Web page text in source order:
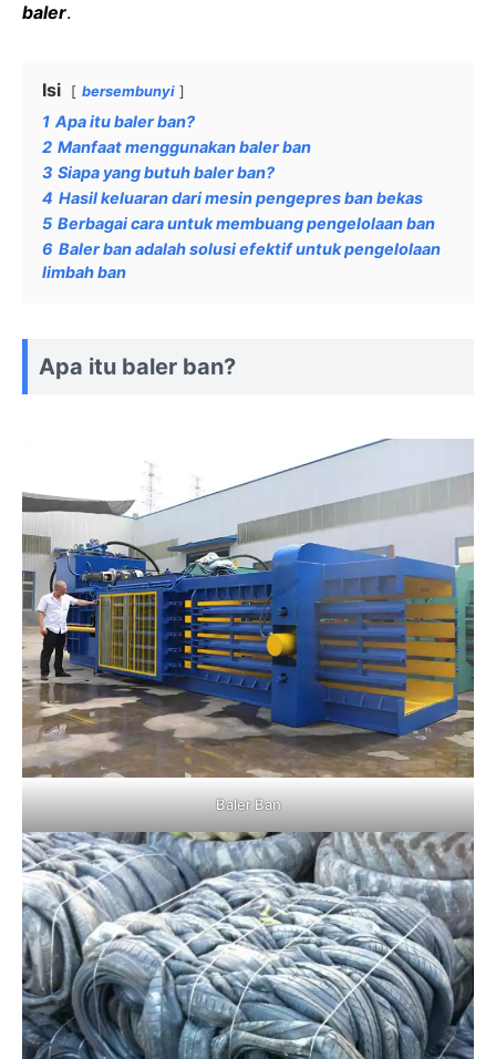
baler.
Isi bersembunyi
1 Apa itu baler ban?
2 Manfaat menggunakan baler ban
3 Siapa yang butuh baler ban?
4 Hasil keluaran dari mesin pengepres ban bekas
5 Berbagai cara untuk membuang pengelolaan ban
6 Baler ban adalah solusi efektif untuk pengelolaan
limbah ban
Apa itu baler ban?
Baler Ban